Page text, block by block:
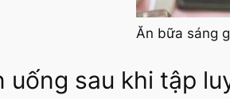
Ăn bữa sáng
uống sau khi tập